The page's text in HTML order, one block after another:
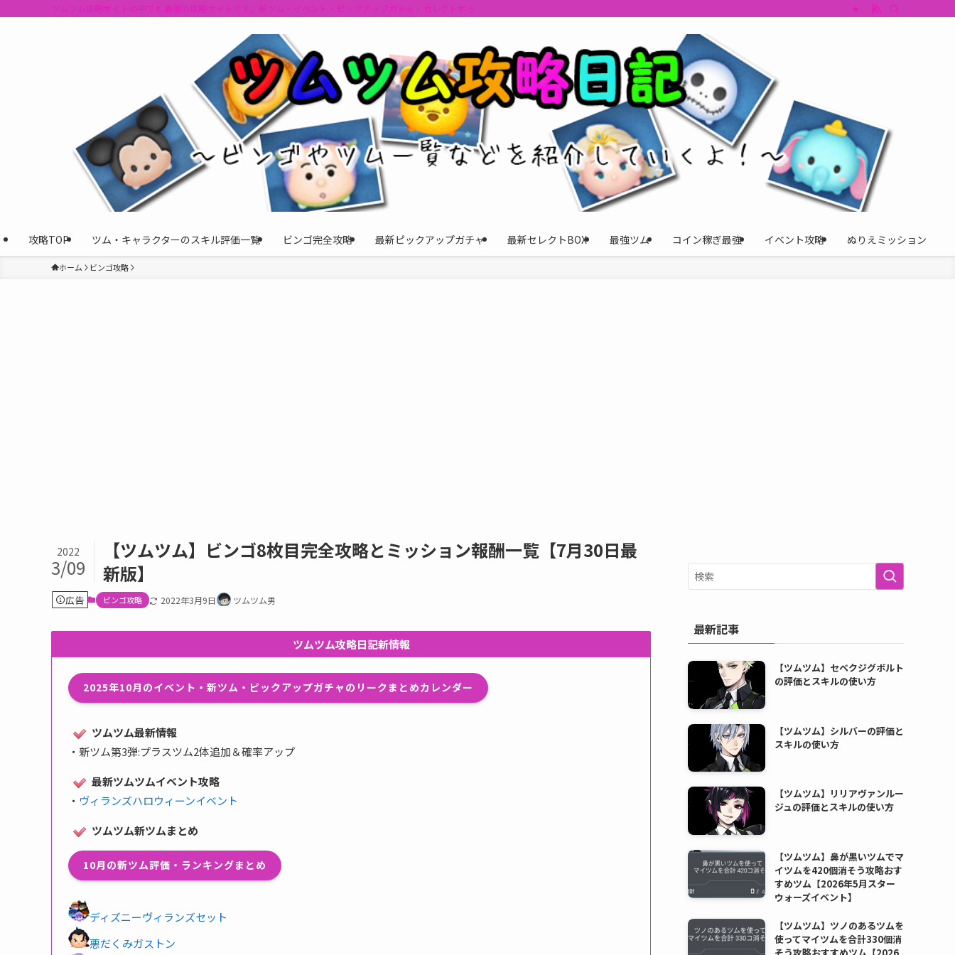
ツムツム攻略サイトの中でも最強の攻略サイトです。新ツム・イベント・ピックアップガチャ・セレクトボックスの情報を最速で提供しビンゴのおすすめツム・キャラ評価も丁寧に解説。ツムツムイベント、ツムツム攻略、ツムツ
攻略TOP ツム・キャラクターのスキル評価一覧 ビンゴ完全攻略 最新ピックアップガチャ 最新セレクトBOX 最強ツム コイン稼ぎ最強 イベント攻略 ぬりえミッション
ホーム ビンゴ攻略
【ツムツム】ビンゴ8枚目完全攻略とミッション報酬一覧【7月30日最
新版】
2022
3/09
広告 ビンゴ攻略 2022年3月9日 ツムツム男
ツムツム攻略日記新情報
2025年10月のイベント・新ツム・ピックアップガチャのリークまとめカレンダー
ツムツム最新情報
・ 新ツム第3弾:プラスツム2体追加＆確率アップ
最新ツムツムイベント攻略
・ ヴィランズハロウィーンイベント
ツムツム新ツムまとめ
10月の新ツム評価・ランキングまとめ
ディズニーヴィランズセット
悪だくみガストン
最新記事
【ツムツム】セベクジグボルト
の評価とスキルの使い方
【ツムツム】シルバーの評価と
スキルの使い方
【ツムツム】リリアヴァンルー
ジュの評価とスキルの使い方
【ツムツム】鼻が黒いツムでマ
イツムを420個消そう攻略おす
すめツム【2026年5月スター
ウォーズイベント】
【ツムツム】ツノのあるツムを
使ってマイツムを合計330個消